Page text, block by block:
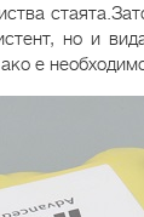
но и
е